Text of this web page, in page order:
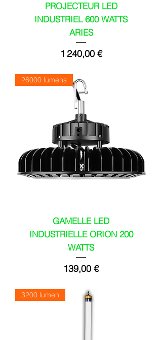
PROJECTEUR LED
INDUSTRIEL 600 WATTS
ARIES
Prix
1 240,00 €
26000 lumens
GAMELLE LED
INDUSTRIELLE ORION 200
WATTS
Prix
139,00 €
3200 lumen